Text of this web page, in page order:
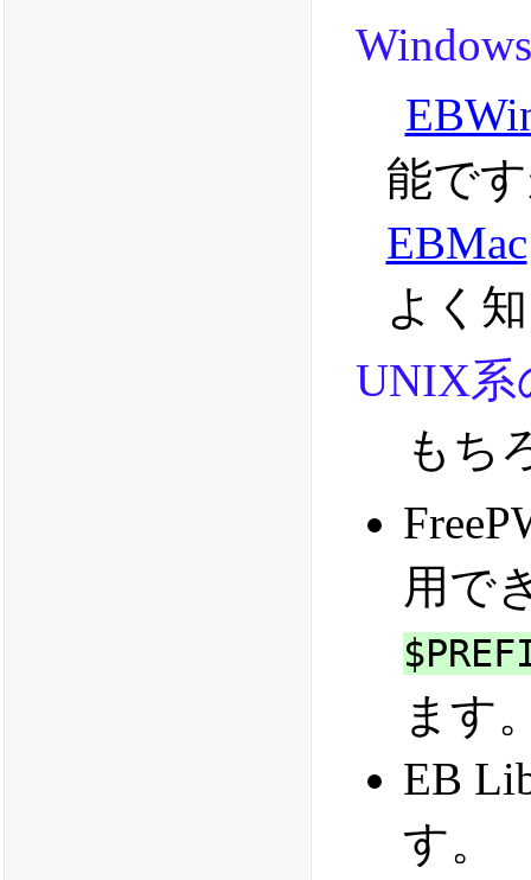
能で
EBMac
よく
UNIX系
もち
用で
ます
EB
す。